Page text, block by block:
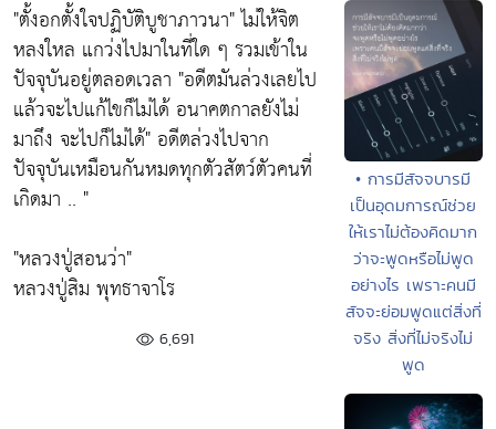
"ตั้งอกตั้งใจปฏิบัติบูชาภาวนา"ไม่ให้จิต
หลงใหล แกว่งไปมาในที่ใด ๆ รวมเข้าใน
ปัจจุบันอยู่ตลอดเวลา "อดีตมันล่วงเลยไป
แล้วจะไปแก้ไขก็ไม่ได้ อนาคตกาลยังไม่
มาถึง จะไปก็ไม่ได้"อดีตล่วงไปจาก
ปัจจุบันเหมือนกันหมดทุกตัวสัตว์ตัวคนที่
เกิดมา .. "
"หลวงปู่สอนว่า"
หลวงปู่สิม พุทธาจาโร
6,691
• การมีสัจจบารมี
เป็นอุดมการณ์ช่วย
ให้เราไม่ต้องคิดมาก
ว่าจะพูดหรือไม่พูด
อย่างไร เพราะคนมี
สัจจะย่อมพูดแต่สิ่งที่
จริง สิ่งที่ไม่จริงไม่
พูด